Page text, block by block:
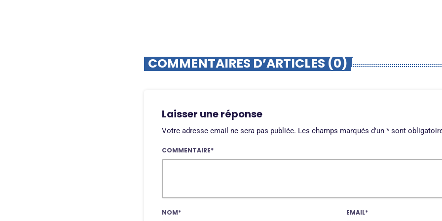
COMMENTAIRES D’ARTICLES (0)
Laisser une réponse
Votre adresse email ne sera pas publiée. Les champs marqués d'un * sont
COMMENTAIRE*
NOM* EMAIL*